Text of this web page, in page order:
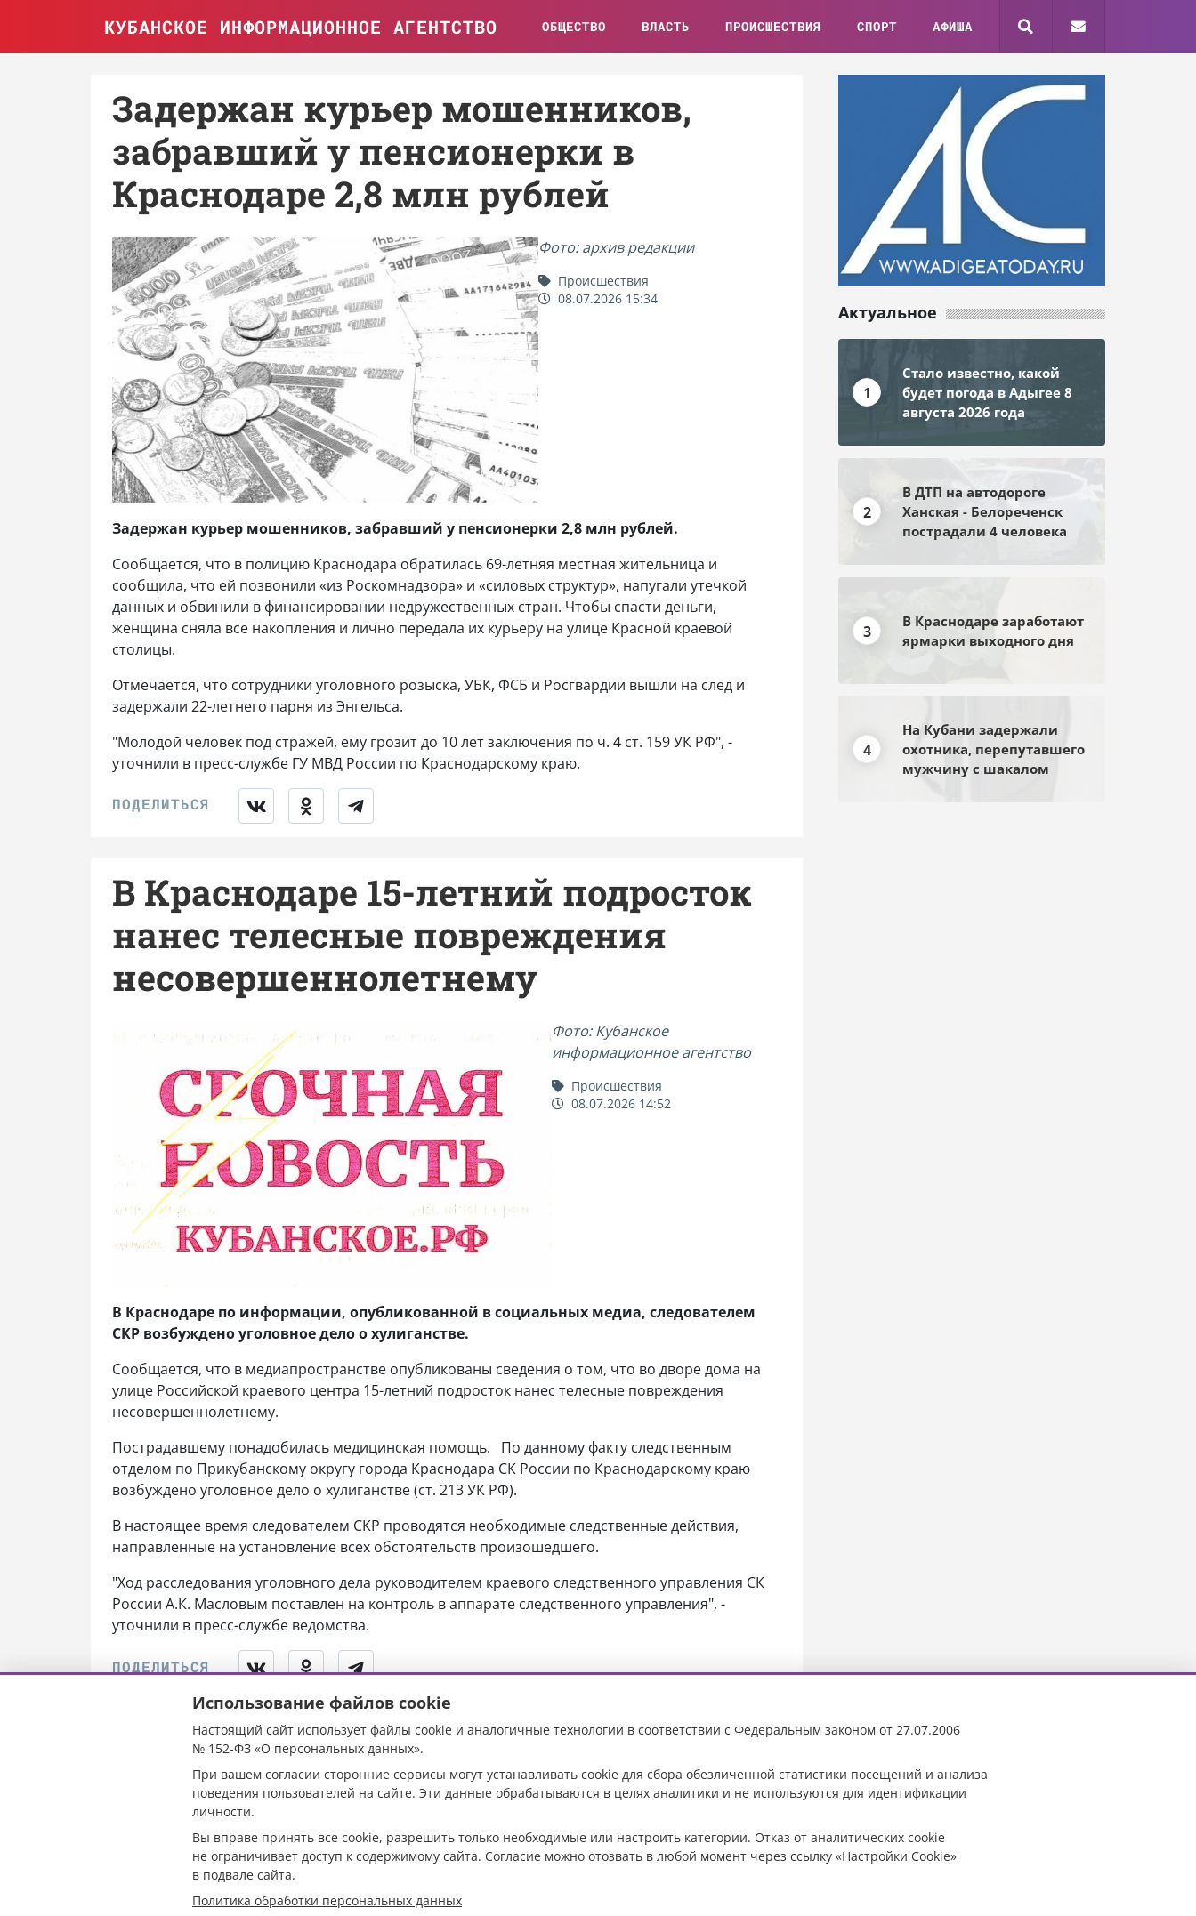
КУБАНСКОЕ ИНФОРМАЦИОННОЕ АГЕНТСТВО ОБЩЕСТВО ВЛАСТЬ ПРОИСШЕСТВИЯ СПОРТ АФИША
Задержан курьер мошенников,
забравший у пенсионерки в
Краснодаре 2,8 млн рублей
Фото: архив редакции
Происшествия
08.07.2026 15:34
Задержан курьер мошенников, забравший у пенсионерки 2,8 млн рублей.
Сообщается, что в полицию Краснодара обратилась 69-летняя местная жительница и
сообщила, что ей позвонили «из Роскомнадзора» и «силовых структур», напугали утечкой
данных и обвинили в финансировании недружественных стран. Чтобы спасти деньги,
женщина сняла все накопления и лично передала их курьеру на улице Красной краевой
столицы.
Отмечается, что сотрудники уголовного розыска, УБК, ФСБ и Росгвардии вышли на след и
задержали 22-летнего парня из Энгельса.
"Молодой человек под стражей, ему грозит до 10 лет заключения по ч. 4 ст. 159 УК РФ", -
уточнили в пресс-службе ГУ МВД России по Краснодарскому краю.
В Краснодаре 15-летний подросток
нанес телесные повреждения
несовершеннолетнему
Фото: Кубанское
информационное агентство
Происшествия
08.07.2026 14:52
В Краснодаре по информации, опубликованной в социальных медиа, следователем
СКР возбуждено уголовное дело о хулиганстве.
Сообщается, что в медиапространстве опубликованы сведения о том, что во дворе дома на
улице Российской краевого центра 15-летний подросток нанес телесные повреждения
несовершеннолетнему.
Пострадавшему понадобилась медицинская помощь. По данному факту следственным
отделом по Прикубанскому округу города Краснодара СК России по Краснодарскому краю
возбуждено уголовное дело о хулиганстве (ст. 213 УК РФ).
В настоящее время следователем СКР проводятся необходимые следственные действия,
направленные на установление всех обстоятельств произошедшего.
"Ход расследования уголовного дела руководителем краевого следственного управления СК
России А.К. Масловым поставлен на контроль в аппарате следственного управления", -
уточнили в пресс-службе ведомства.
В Гулькевичах фермеры
предстанут перед судом за
мошенничество
Актуальное
1
Стало известно, какой
будет погода в Адыгее 8
августа 2026 года
2
В ДТП на автодороге
Ханская - Белореченск
пострадали 4 человека
3
В Краснодаре заработают
ярмарки выходного дня
4
На Кубани задержали
охотника, перепутавшего
мужчину с шакалом
Использование файлов cookie
Настоящий сайт использует файлы cookie и аналогичные технологии в соответствии с Федеральным законом от 27.07.2006
№ 152-ФЗ «О персональных данных».
При вашем согласии сторонние сервисы могут устанавливать cookie для сбора обезличенной статистики посещений и анализа
поведения пользователей на сайте. Эти данные обрабатываются в целях аналитики и не используются для идентификации
личности.
Вы вправе принять все cookie, разрешить только необходимые или настроить категории. Отказ от аналитических cookie
не ограничивает доступ к содержимому сайта. Согласие можно отозвать в любой момент через ссылку «Настройки Cookie»
в подвале сайта.
Политика обработки персональных данных